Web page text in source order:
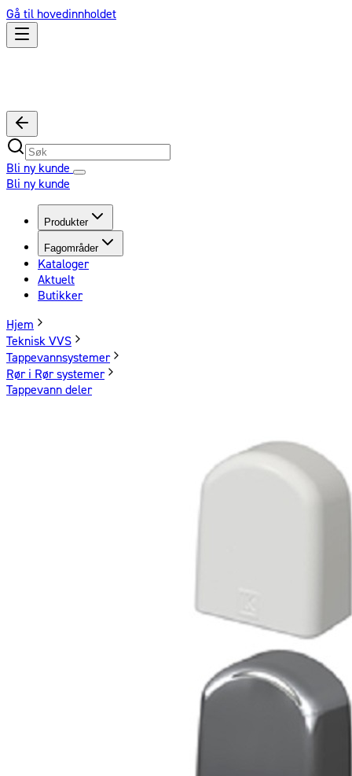
Gå til hovedinnholdet
Bli ny kunde
Bli ny kunde
Produkter
Fagområder
Kataloger
Aktuelt
Butikker
Hjem
Teknisk VVS
Tappevannsystemer
Rør i Rør systemer
Tappevann deler